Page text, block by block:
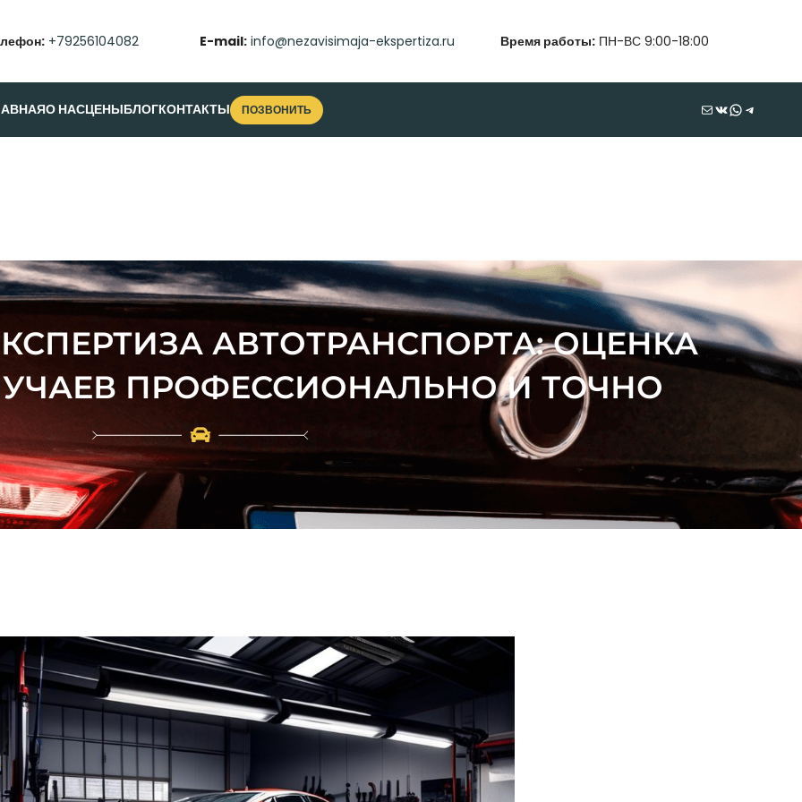
+79256104082 E-mail: info@nezavisimaja-ekspertiza.ru Время работы:ПН-ВС 9:00-18:00
О НАСЦЕНЫБЛОГКОНТАКТЫ ПОЗВОНИТЬ Почта ВКонтакте WhatsApp Telegram
АВТОТРАНСПОРТА: ОЦЕНКА
ПРОФЕССИОНАЛЬНО И ТОЧНО